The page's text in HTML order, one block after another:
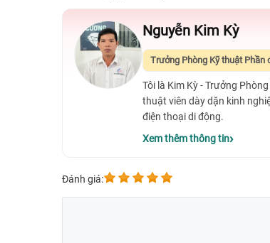
Nguyễn Kim Kỳ
Trưởng Phòng Kỹ thuật Phần
Tôi là Kim Kỳ - Trưởng
thuật viên dày dặn kinh
điện thoại di động.
Xem thêm thông tin
Đánh giá: